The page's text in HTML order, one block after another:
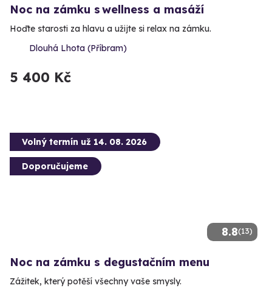
Noc na zámku s wellness a masáží
Hoďte starosti za hlavu a užijte si relax na zámku.
Dlouhá Lhota (Příbram)
5 400 Kč
8.8(13)
Volný termín už 14. 08. 2026
Doporučujeme
Noc na zámku s degustačním menu
Zážitek, který potěší všechny vaše smysly.